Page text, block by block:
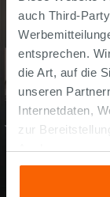
auch Third-
entsprechen.
die Art, auf die
unseren
Internetdaten,
zur
Analyse
anderen
die sie